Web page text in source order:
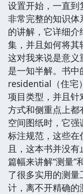
设置开始，一直
非常完整的知识体
的讲解，它详细
集，并且如何将其
这对我来说是意义
是一知半解。书
residential（住宅
项目类型，并且
方式和侧重点上
空间图纸时，它
标注规范，这些
且，这本书并没
篇幅来讲解“测量”
了很多实用的测
计，离不开精确的